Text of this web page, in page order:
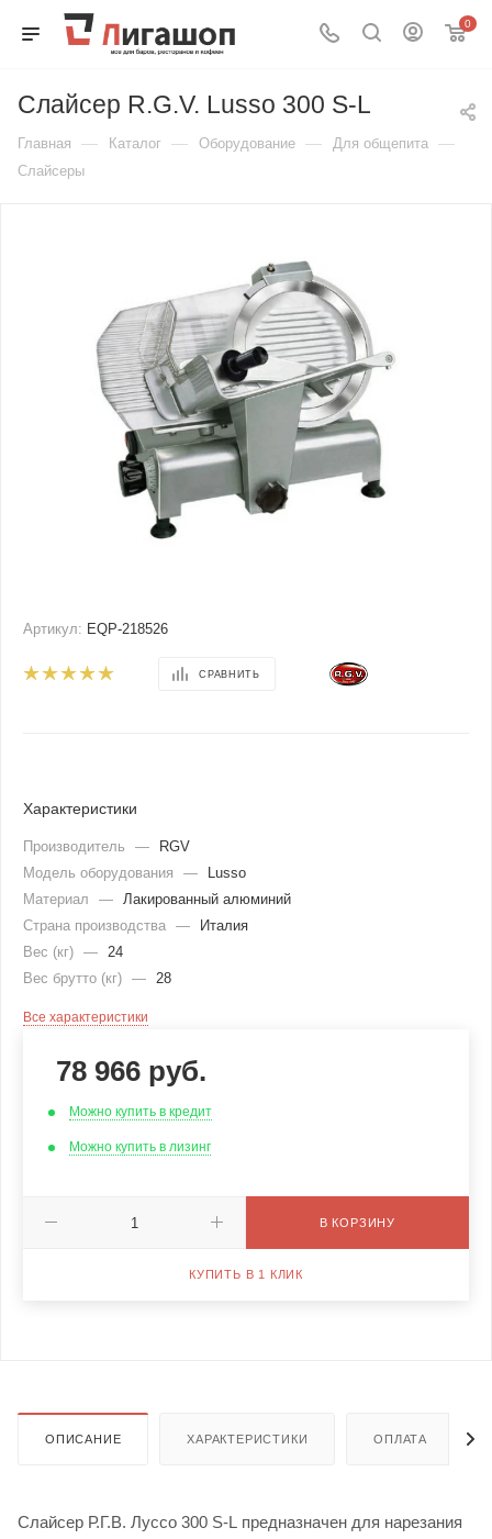
0
Слайсер R.G.V. Lusso 300 S-L
Главная — Каталог — Оборудование — Для общепита —
Слайсеры
Артикул: EQP-218526
СРАВНИТЬ
Характеристики
Производитель —
RGV
Модель оборудования
—
Lusso
Материал
—
Лакированный алюминий
Страна производства —
Италия
Вес (кг) —
24
Вес брутто (кг) — 28
Все характеристики
78 966 руб.
Можно купить в кредит
Можно купить в лизинг
В КОРЗИНУ
КУПИТЬ В 1 КЛИК
ОПИСАНИЕ ХАРАКТЕРИСТИКИ ОПЛАТА
Слайсер Р.Г.В. Луссо 300 S-L предназначен для нарезания